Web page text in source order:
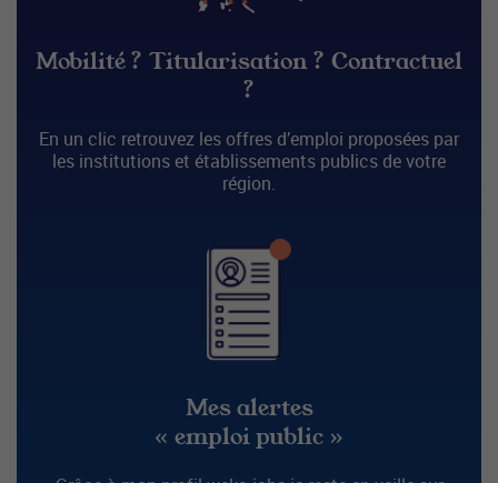
Mobilité ? Titularisation ? Contractuel
?
En un clic retrouvez les offres d’emploi proposées par
les institutions et établissements publics de votre
région.
Mes alertes
« emploi public »